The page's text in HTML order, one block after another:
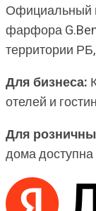
Официальный
фарфора
территории
Для бизнеса:
отелей и
Для
дома